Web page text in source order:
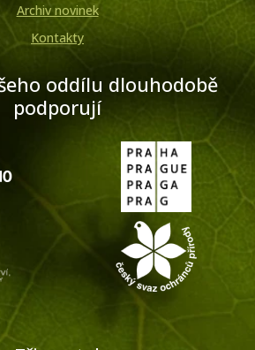
Archiv novinek
Kontakty
oddílu dlouhodobě
podporují